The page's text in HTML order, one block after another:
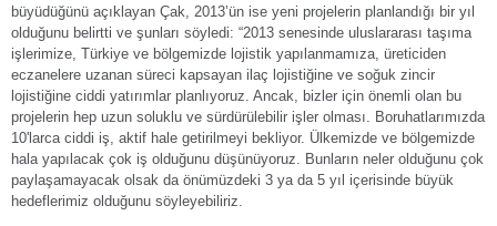
büyüdüğünü açıklayan Çak, 2013’ün ise yeni projelerin planlandığı bir yıl
olduğunu belirtti ve şunları söyledi: “2013 senesinde uluslararası taşıma
işlerimize, Türkiye ve bölgemizde lojistik yapılanmamıza, üreticiden
eczanelere uzanan süreci kapsayan ilaç lojistiğine ve soğuk zincir
lojistiğine ciddi yatırımlar planlıyoruz. Ancak, bizler için önemli olan bu
projelerin hep uzun soluklu ve sürdürülebilir işler olması. Boruhatlarımızda
10'larca ciddi iş, aktif hale getirilmeyi bekliyor. Ülkemizde ve bölgemizde
hala yapılacak çok iş olduğunu düşünüyoruz. Bunların neler olduğunu çok
paylaşamayacak olsak da önümüzdeki 3 ya da 5 yıl içerisinde büyük
hedeflerimiz olduğunu söyleyebiliriz.